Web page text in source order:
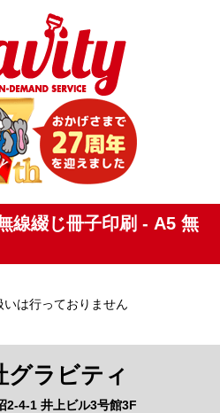
線綴じ冊子印刷 - A5 無
は行っておりません
グラビティ
2-4-1 井上ビル3号館3F